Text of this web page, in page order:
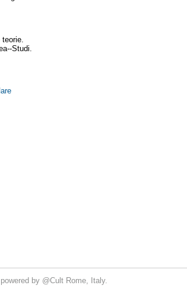
powered by @Cult Rome, Italy.